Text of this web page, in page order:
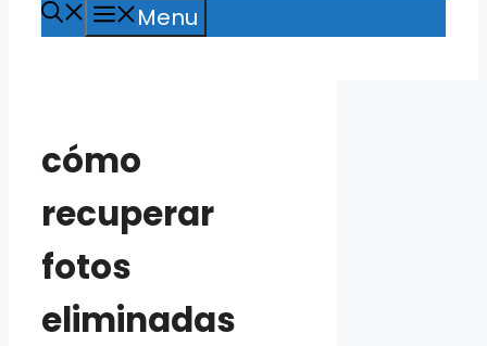
Menu
cómo
recuperar
fotos
eliminadas